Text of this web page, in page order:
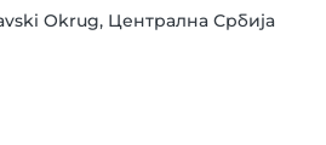
Okrug, Централна Србија